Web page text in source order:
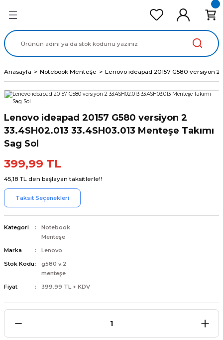
Ekran Panel
Data Kablo
Anasayfa Notebook Menteşe Lenovo ideapad 20157 G580 versiyon 2
Lenovo ideapad 20157 G580 versiyon 2
33.4SH02.013 33.4SH03.013 Menteşe Takımı
Sag Sol
399,99 TL
45,18 TL den başlayan taksitlerle!!
Taksit Seçenekleri
Kategori
Notebook
Menteşe
Marka
Lenovo
Stok Kodu
g580 v.2
menteşe
Fiyat
399,99 TL + KDV